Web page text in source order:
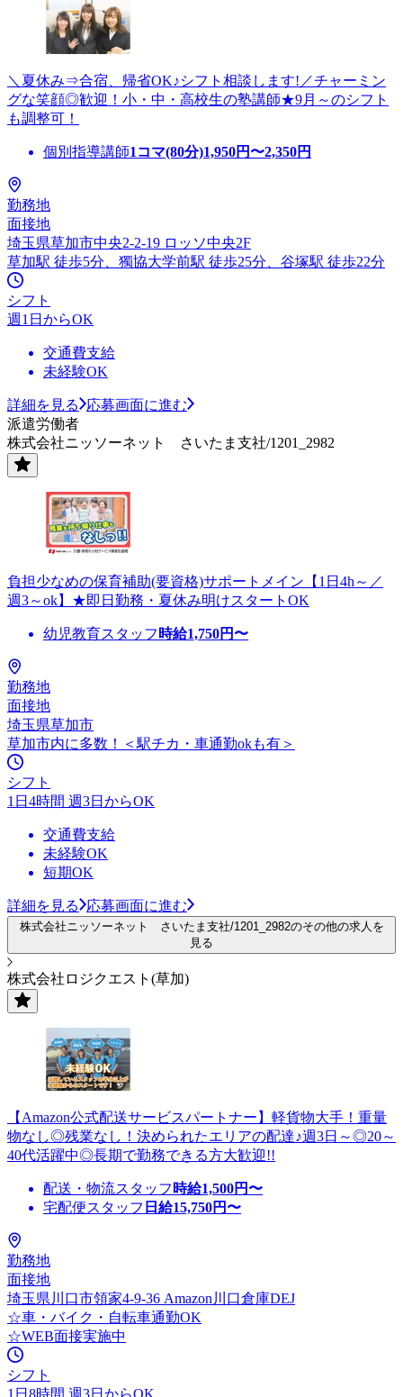
＼夏休み⇒合宿、帰省OK♪シフト相談します!／チャーミン
グな笑顔◎歓迎！小・中・高校生の塾講師★9月～のシフト
も調整可！
個別指導講師1コマ(80分)1,950円〜2,350円
勤務地
面接地
埼玉県草加市中央2-2-19 ロッソ中央2F
草加駅 徒歩5分、獨協大学前駅 徒歩25分、谷塚駅 徒歩22分
シフト
週1日からOK
交通費支給
未経験OK
詳細を見る
応募画面に進む
派遣労働者
株式会社ニッソーネット さいたま支社/1201_2982
負担少なめの保育補助(要資格)サポートメイン【1日4h～／
週3～ok】★即日勤務・夏休み明けスタートOK
幼児教育スタッフ 時給1,750円〜
勤務地
面接地
埼玉県草加市
草加市内に多数！＜駅チカ・車通勤okも有＞
シフト
1日4時間 週3日からOK
交通費支給
未経験OK
短期OK
詳細を見る 応募画面に進む
株式会社ニッソーネット さいたま支社/1201_2982のその他の求人を
見る
株式会社ロジクエスト(草加)
【Amazon公式配送サービスパートナー】軽貨物大手！重量
物なし◎残業なし！決められたエリアの配達♪週3日～◎20～
40代活躍中◎長期で勤務できる方大歓迎!!
配送・物流スタッフ 時給1,500円〜
宅配便スタッフ 日給15,750円〜
勤務地
面接地
埼玉県川口市領家4-9-36 Amazon川口倉庫DEJ
☆車・バイク・自転車通勤OK
☆WEB面接実施中
シフト
1日8時間 週3日からOK